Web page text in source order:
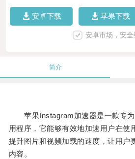
安卓下载 苹果下载
安卓市场，安全
简介
苹果Instagram加速器是一款专为
用程序，它能够有效地加速用户在使
提升图片和视频加载的速度，让用户
内容。